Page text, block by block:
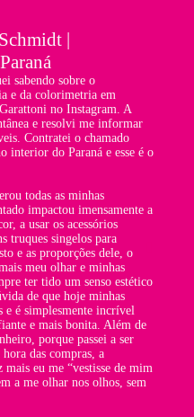
|
sabendo sobre o
e da colorimetria em
no Instagram. A
e resolvi me informar
Contratei o chamado
interior do Paraná e esse é o
todas as minhas
impactou imensamente a
a usar os acessórios
truques singelos para
e as proporções dele, o
meu olhar e minhas
ter tido um senso estético
de que hoje minhas
e é simplesmente incrível
e mais bonita. Além de
porque passei a ser
das compras, a
eu me “vestisse de mim
a me olhar nos olhos, sem